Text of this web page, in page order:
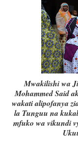
Mwakilishi wa
Mohammed Said
wakati alipofanya
la Tunguu na
mfuko wa vikundi